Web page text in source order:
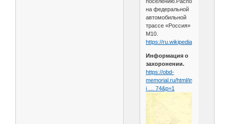
на федеральной
автомобильной
трассе «Россия»
М10.
https://ru.wikipedia.org/wiki....Eр
Информация о
захоронении.
https://obd-
memorial.ru/html/info.htm?
i … 74&p=1